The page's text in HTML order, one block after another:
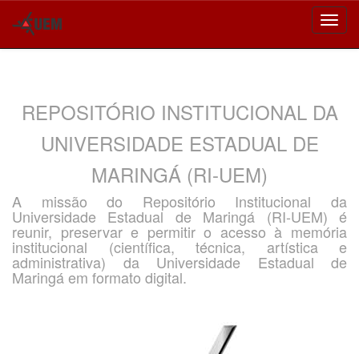
REPOSITÓRIO INSTITUCIONAL DA
UNIVERSIDADE ESTADUAL DE
MARINGÁ (RI-UEM)
A missão do Repositório Institucional da
Universidade Estadual de Maringá (RI-UEM) é
reunir, preservar e permitir o acesso à memória
institucional (científica, técnica, artística e
administrativa) da Universidade Estadual de
Maringá em formato digital.